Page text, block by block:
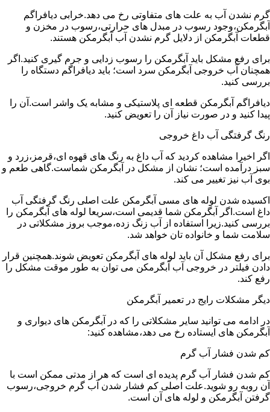
گرم نشدن آب به علت های متفاوتی رخ می دهد.خرابی دیافراگم
آبگرمکن،وجود رسوب در مبدل های حرارتی،رسوب در مخزن و
قطعات آبگرمکن از دلایل گرم نشدن آب آبگرمکن هستند.
برای رفع مشکل باید آبگرمکن را رسوب زدایی و جرم گیری کنید.اگر
همچنان آب خروجی آبگرمکن سرد است؛ باید دیافراگم دستگاه را
بررسی کنید.
دیافراگم آبگرمکن قطعه ای پلاستیکی و مشابه یک واشر است.آن را
پیدا کنید و در صورت نیاز آن را تعویض کنید.
رنگ گرفتگی آب داغ خروجی
اگر اخیرا مشاهده کردید که آب داغ به رنگ های قهوه ای،قرمز،زرد و
سبز درآمده است؛ نشان از مشکل در آبگرمکن شماست.گاهی طعم و
بوی آب نیز تغییر می کند.
اکسیده شدن لوله های مسی آبگرمکن علت اصلی رنگ گرفتگی آب
داغ است.اگر آبگرمکن شما قدیمی است،سریعا لوله های آبگرمکن را
بررسی کنید.زیرا استفاده از آب زنگ زده،موجب بروز مشکلاتی در
سلامت شما و خانواده تان خواهد شد.
برای رفع مشکل آن باید لوله های آبگرمکن تعویض شوند.همچنین قرار
دادن فیلتر در خروجی آب آبگرمکن می توان به طور موقت مشکل را
رفع کند.
دیگر مشکلات رایج در تعمیر آبگرمکن
در ادامه می توانید سایر مشکلاتی را که در آبگرمکن های دیواری و
آبگرمکن های ایستاده رخ می دهد،مشاهده کنید:
کم شدن فشار آب گرم
کم شدن فشار آب گرم پدیده ای است که هر از مدتی ممکن است با
آن روبه رو شوید.علت اصلی کم فشار شدن آب گرم خروجی،رسوب
گرفتن آبگرمکن و لوله های آن است.